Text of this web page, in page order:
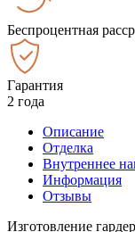
Беспроцентная
Гарантия
2 года
Описание
Отделка
Внутреннее
Информация
Отзывы
Изготовление